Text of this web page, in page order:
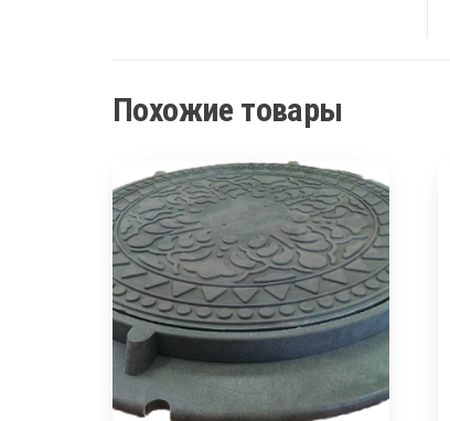
Похожие товары